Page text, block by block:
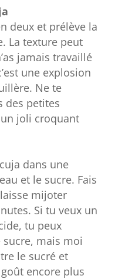
deux et prélève la
La texture peut
jamais travaillé
une explosion
Ne te
des petites
joli croquant
dans une
et le sucre. Fais
mijoter
Si tu veux un
tu peux
mais moi
le sucré et
encore plus